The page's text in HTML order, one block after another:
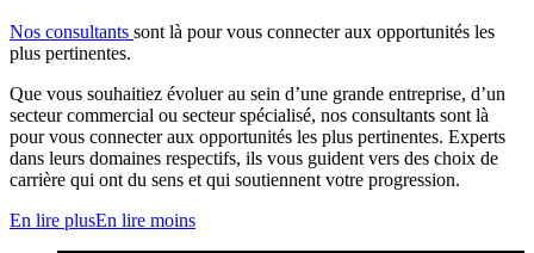
Nos consultants sont là pour vous connecter aux opportunités les
plus pertinentes.
Que vous souhaitiez évoluer au sein d’une grande entreprise, d’un
secteur commercial ou secteur spécialisé, nos consultants sont là
pour vous connecter aux opportunités les plus pertinentes. Experts
dans leurs domaines respectifs, ils vous guident vers des choix de
carrière qui ont du sens et qui soutiennent votre progression.
En lire plusEn lire moins